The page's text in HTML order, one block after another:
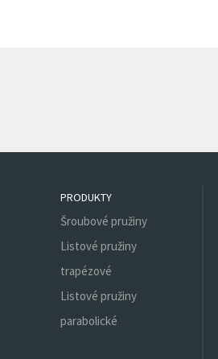
PRODUKTY
Šroubové pružiny
Listové pružiny
trapézové
Listové pružiny
parabolické